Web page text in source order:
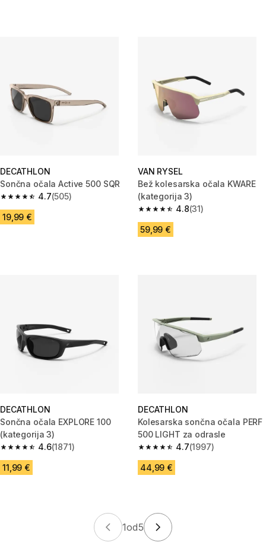
DECATHLON
Sončna očala Active 500 SQR
4.7
4.7 od 5 zvezdic from 505 ocene
(505)
19,99 €
VAN RYSEL
Bež kolesarska očala KWARE
(kategorija 3)
4.8
4.8 od 5 zvezdic from 31 ocene
(31)
59,99 €
DECATHLON
Sončna očala EXPLORE 100
(kategorija 3)
4.6
4.6 od 5 zvezdic from 1871 ocene
(1871)
11,99 €
DECATHLON
Kolesarska sončna očala PERF
500 LIGHT za odrasle
4.7
4.7 od 5 zvezdic from 1997
(1997)
44,99 €
1od5